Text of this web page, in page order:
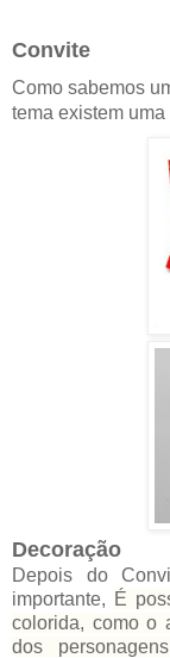
Convite
Como sabemos
tema existem
Decoração
Depois do
importante, É
colorida, como o
dos